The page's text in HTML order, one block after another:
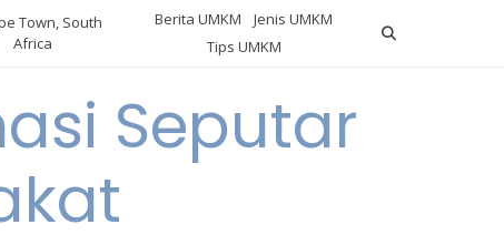
Town, South
Africa
Berita UMKM
Jenis UMKM
Tips UMKM
Seputar